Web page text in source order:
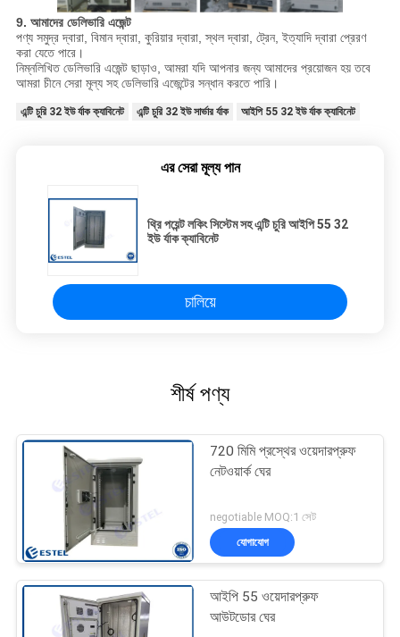
9. আমাদের ডেলিভারি এজেন্ট
পণ্য সমুদ্র দ্বারা, বিমান দ্বারা, কুরিয়ার দ্বারা, স্থল দ্বারা, ট্রেন, ইত্যাদি দ্বারা প্রেরণ
করা যেতে পারে।
নিম্নলিখিত ডেলিভারি এজেন্ট ছাড়াও, আমরা যদি আপনার জন্য আমাদের প্রয়োজন হয় তবে
আমরা চীনে সেরা মূল্য সহ ডেলিভারি এজেন্টের সন্ধান করতে পারি।
এন্টি চুরি 32 ইউ র্যাক ক্যাবিনেট এন্টি চুরি 32 ইউ সার্ভার র্যাক আইপি 55 32 ইউ র্যাক ক্যাবিনেট
এর সেরা মূল্য পান
থ্রি পয়েন্ট লকিং সিস্টেম সহ এন্টি চুরি আইপি 55 32
ইউ র্যাক ক্যাবিনেট
চালিয়ে
শীর্ষ পণ্য
720 মিমি প্রস্থের ওয়েদারপ্রুফ
নেটওয়ার্ক ঘের
negotiable MOQ:1 সেট
যোগাযোগ
আইপি 55 ওয়েদারপ্রুফ
আউটডোর ঘের